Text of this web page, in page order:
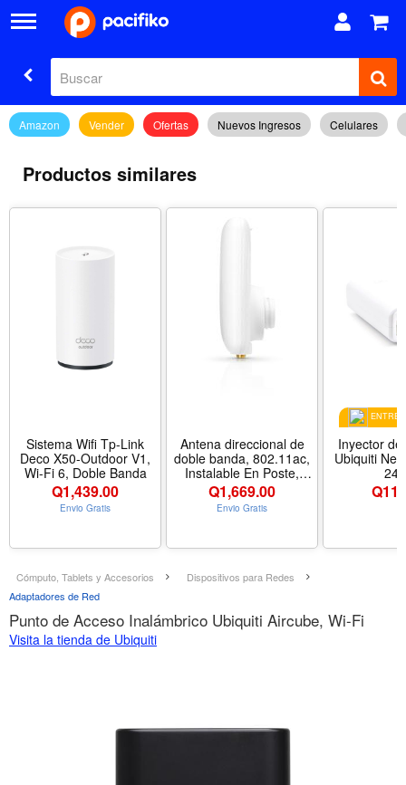
Amazon Vender Ofertas Nuevos Ingresos Celulares
Productos similares
Sistema Wifi Tp-Link
Deco X50-Outdoor V1,
Wi-Fi 6, Doble Banda
Q1,439.00
Envio Gratis
Antena direccional de
doble banda, 802.11ac,
Instalable En Poste,
UMA-D Ubiquiti Unifi
Q1,669.00
Envio Gratis
Inyector
Ubiquiti
Q
Cómputo, Tablets y Accesorios
Dispositivos para Redes
Adaptadores de Red
Punto de Acceso Inalámbrico Ubiquiti Aircube, Wi-Fi
Visita la tienda de Ubiquiti